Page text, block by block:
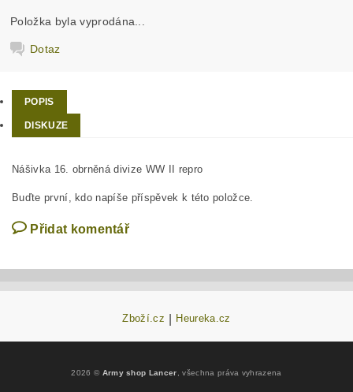
Položka byla vyprodána...
Dotaz
POPIS
DISKUZE
Nášivka 16. obrněná divize WW II repro
Buďte první, kdo napíše příspěvek k této položce.
Přidat komentář
Zboží.cz Heureka.cz
2026 © Army shop Lancer , všechna práva vyhrazena